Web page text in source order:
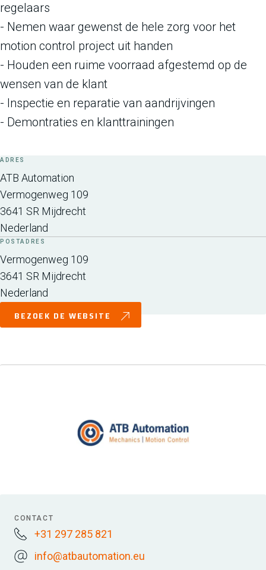
regelaars
- Nemen waar gewenst de hele zorg voor het
motion control project uit handen
- Houden een ruime voorraad afgestemd op de
wensen van de klant
- Inspectie en reparatie van aandrijvingen
- Demontraties en klanttrainingen
ADRES
ATB Automation
Vermogenweg 109
3641 SR Mijdrecht
Nederland
POSTADRES
Vermogenweg 109
3641 SR Mijdrecht
Nederland
BEZOEK DE WEBSITE
CONTACT
+31 297 285 821
info@atbautomation.eu